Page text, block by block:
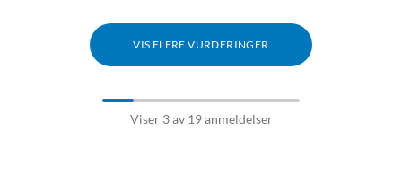
VIS FLERE VURDERINGER
Viser 3 av 19 anmeldelser